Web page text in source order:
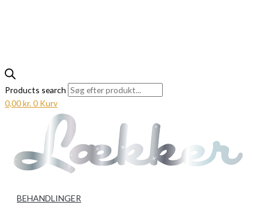
Products search
0,00kr.0 Kurv
BEHANDLINGER